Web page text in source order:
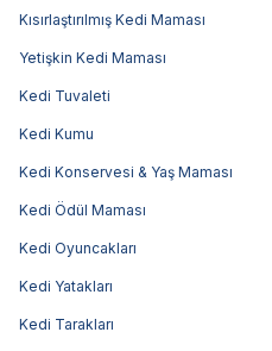
Kısırlaştırılmış Kedi Maması
Yetişkin Kedi Maması
Kedi Tuvaleti
Kedi Kumu
Kedi Konservesi & Yaş Maması
Kedi Ödül Maması
Kedi Oyuncakları
Kedi Yatakları
Kedi Tarakları